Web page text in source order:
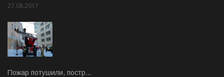
27.08.2017
Пожар потушили, постр…